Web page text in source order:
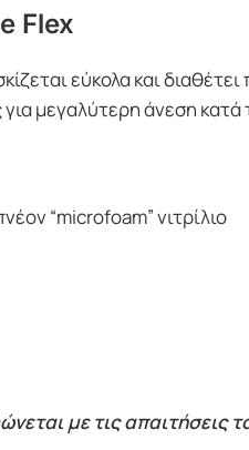
Flex
εύκολα και
μεγαλύτερη άνεση κατά
“microfoam” νιτρίλιο
με τις απαιτήσεις